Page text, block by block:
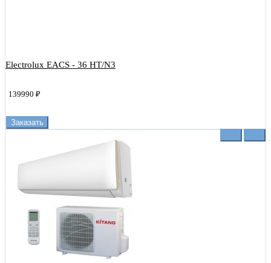
Electrolux EACS - 36 HT/N3
139990 ₽
Заказать